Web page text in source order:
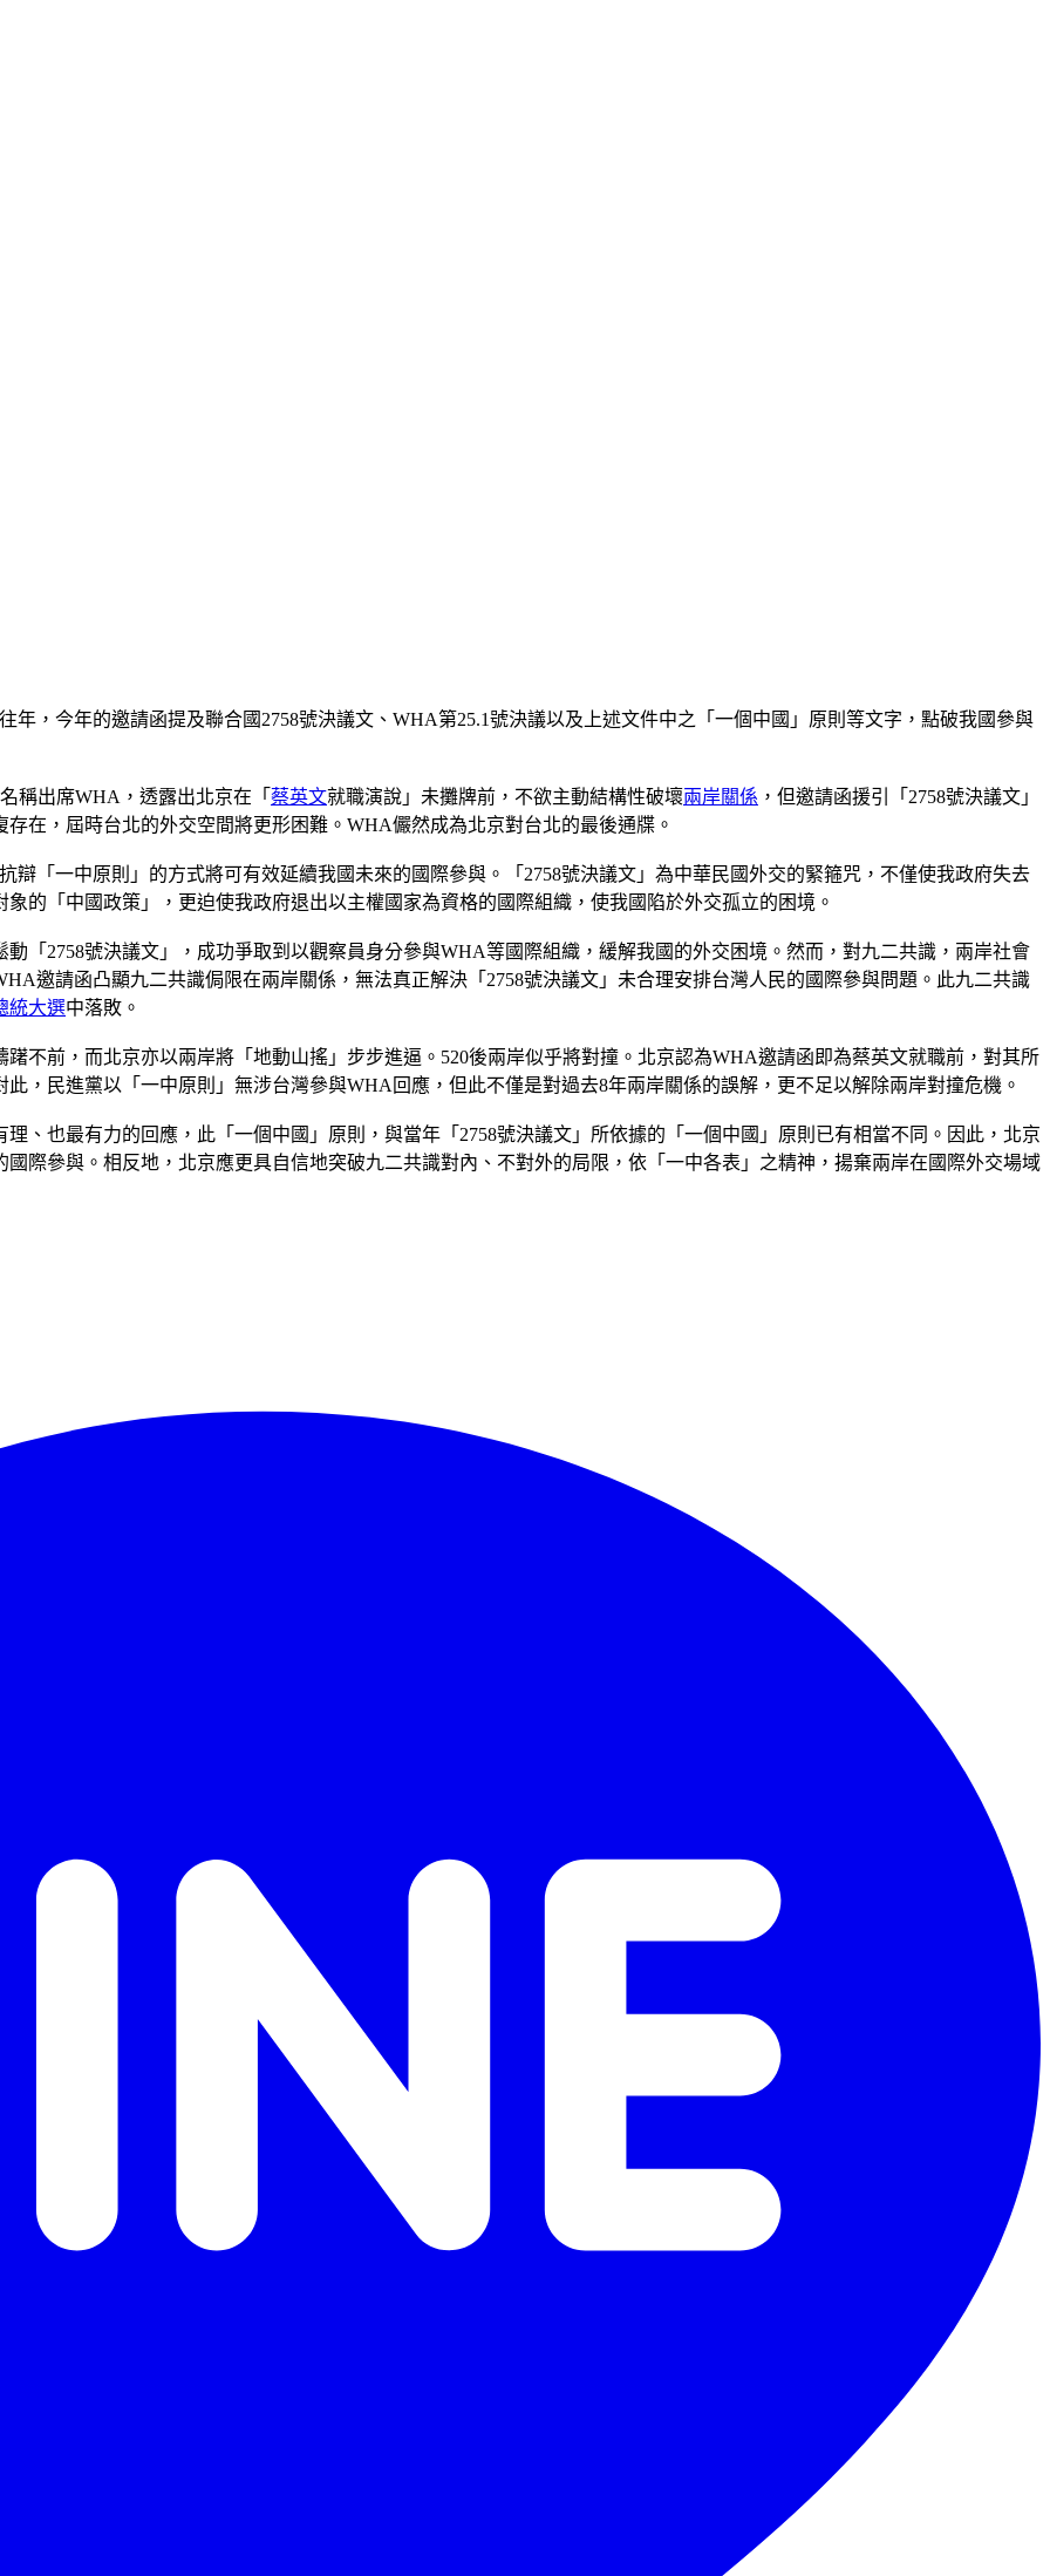
年，今年的邀請函提及聯合國2758號決議文、WHA第25.1號決議以及上述文件中之「一個中國」原則等文字，點破我國參與
稱出席WHA，透露出北京在「 蔡英文就職演說」未攤牌前，不欲主動結構性破壞兩岸關係 ，但邀請函援引「2758號決議文」
存在，屆時台北的外交空間將更形困難。WHA儼然成為北京對台北的最後通牒。
「一中原則」的方式將可有效延續我國未來的國際參與。「2758號決議文」為中華民國外交的緊箍咒，不僅使我政府失去
的「中國政策」，更迫使我政府退出以主權國家為資格的國際組織，使我國陷於外交孤立的困境。
「2758號決議文」，成功爭取到以觀察員身分參與WHA等國際組織，緩解我國的外交困境。然而，對九二共識，兩岸社會
邀請函凸顯九二共識侷限在兩岸關係，無法真正解決「2758號決議文」未合理安排台灣人民的國際參與問題。此九二共識
統大選中落敗。
不前，而北京亦以兩岸將「地動山搖」步步進逼。520後兩岸似乎將對撞。北京認為WHA邀請函即為蔡英文就職前，對其所
，民進黨以「一中原則」無涉台灣參與WHA回應，但此不僅是對過去8年兩岸關係的誤解，更不足以解除兩岸對撞危機。
、也最有力的回應，此「一個中國」原則，與當年「2758號決議文」所依據的「一個中國」原則已有相當不同。因此，北京
際參與。相反地，北京應更具自信地突破九二共識對內、不對外的局限，依「一中各表」之精神，揚棄兩岸在國際外交場域